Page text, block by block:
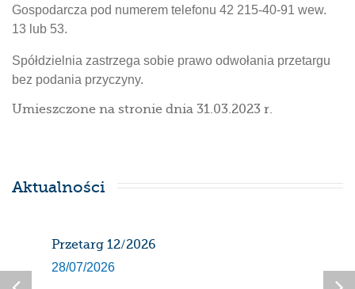
Gospodarcza pod numerem telefonu 42 215-40-91 wew.
13 lub 53.
Spółdzielnia zastrzega sobie prawo odwołania przetargu
bez podania przyczyny.
Umieszczone na stronie dnia 31.03.2023 r.
Aktualności
Przetarg 12/2026
28/07/2026